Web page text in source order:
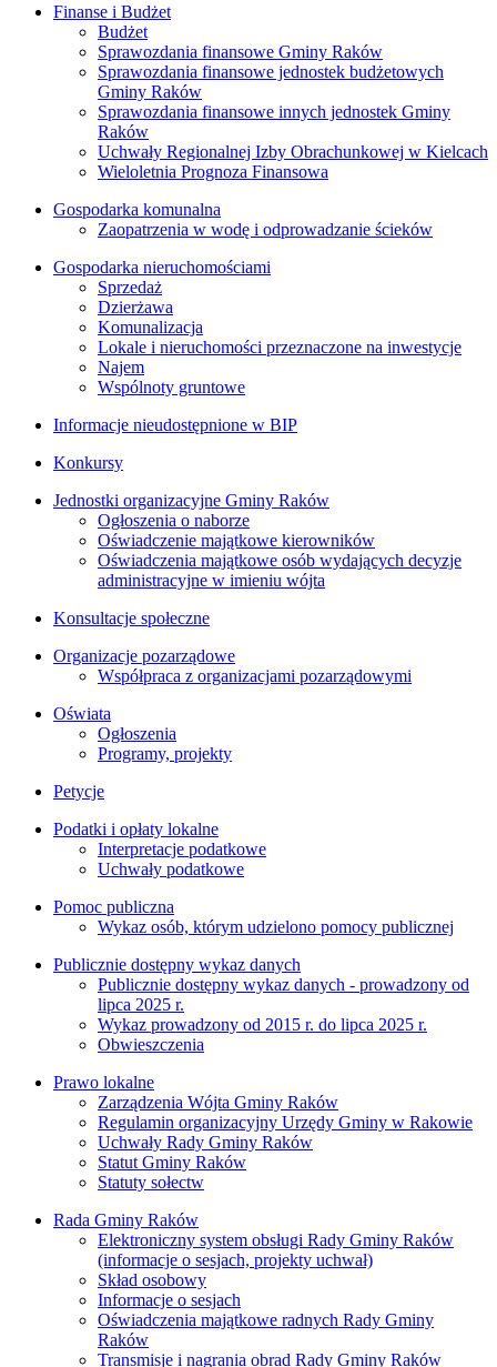
Finanse i Budżet
Budżet
Sprawozdania finansowe Gminy Raków
Sprawozdania finansowe jednostek budżetowych
Gminy Raków
Sprawozdania finansowe innych jednostek Gminy
Raków
Uchwały Regionalnej Izby Obrachunkowej w Kielcach
Wieloletnia Prognoza Finansowa
Gospodarka komunalna
Zaopatrzenia w wodę i odprowadzanie ścieków
Gospodarka nieruchomościami
Sprzedaż
Dzierżawa
Komunalizacja
Lokale i nieruchomości przeznaczone na inwestycje
Najem
Wspólnoty gruntowe
Informacje nieudostępnione w BIP
Konkursy
Jednostki organizacyjne Gminy Raków
Ogłoszenia o naborze
Oświadczenie majątkowe kierowników
Oświadczenia majątkowe osób wydających decyzje
administracyjne w imieniu wójta
Konsultacje społeczne
Organizacje pozarządowe
Współpraca z organizacjami pozarządowymi
Oświata
Ogłoszenia
Programy, projekty
Petycje
Podatki i opłaty lokalne
Interpretacje podatkowe
Uchwały podatkowe
Pomoc publiczna
Wykaz osób, którym udzielono pomocy publicznej
Publicznie dostępny wykaz danych
Publicznie dostępny wykaz danych - prowadzony od
lipca 2025 r.
Wykaz prowadzony od 2015 r. do lipca 2025 r.
Obwieszczenia
Prawo lokalne
Zarządzenia Wójta Gminy Raków
Regulamin organizacyjny Urzędy Gminy w Rakowie
Uchwały Rady Gminy Raków
Statut Gminy Raków
Statuty sołectw
Rada Gminy Raków
Elektroniczny system obsługi Rady Gminy Raków
(informacje o sesjach, projekty uchwał)
Skład osobowy
Informacje o sesjach
Oświadczenia majątkowe radnych Rady Gminy
Raków
Transmisje i nagrania obrad Rady Gminy Raków